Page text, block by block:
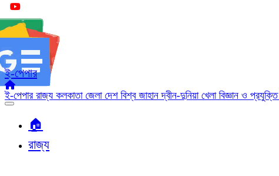
ই-পেপার
ই-পেপার রাজ্য কলকাতা জেলা দেশ বিশ্ব জাহানদ্বীন-দুনিয়া খেলা বিজ্ঞান ও প্রযুক্তি
🏠︎
রাজ্য